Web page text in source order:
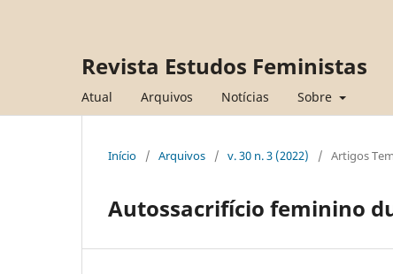
Revista Estudos Feministas
Atual Arquivos Notícias Sobre
Início / Arquivos / v. 30 n. 3 (2022) / Artigos
Autossacrifício feminino